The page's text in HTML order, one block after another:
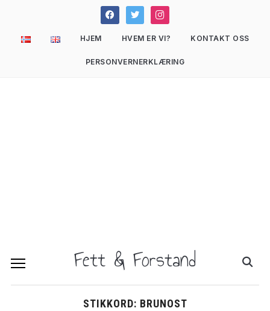
facebooktwitter instagram
HJEM HVEM ER VI? KONTAKT OSS
PERSONVERNERKLÆRING
Fett & Forstand
STIKKORD: BRUNOST